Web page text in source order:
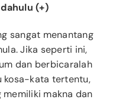
(+)
sangat menantang
Jika seperti ini,
dan berbicaralah
kosa-kata tertentu,
makna dan